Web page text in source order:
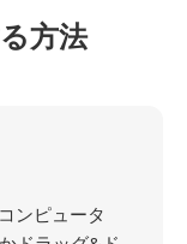
方法
ンピュータ